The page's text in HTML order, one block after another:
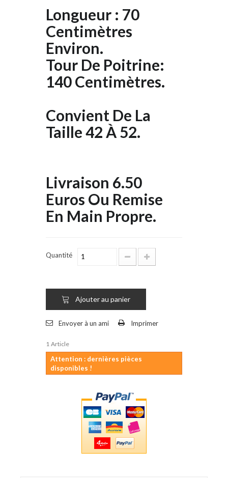
Longueur : 70
Centimètres
Environ.
Tour De Poitrine:
140 Centimètres.
Convient De La
Taille 42 À 52.
Livraison 6.50
Euros Ou Remise
En Main Propre.
Quantité
Ajouter au panier
Envoyer à un ami Imprimer
1 Article
Attention : dernières pièces
disponibles !